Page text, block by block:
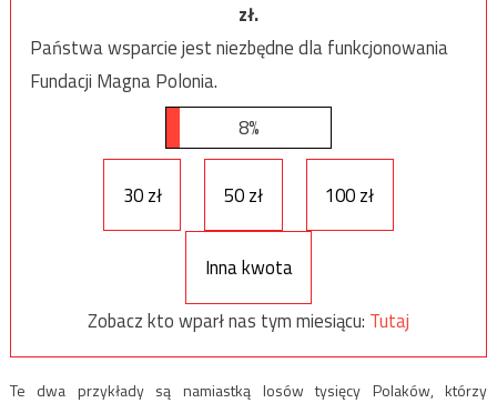
zł.
Państwa wsparcie jest niezbędne dla funkcjonowania
Fundacji Magna Polonia.
8%
30 zł 50 zł 100 zł
Inna kwota
Zobacz kto wparł nas tym miesiącu: Tutaj
Te dwa przykłady są namiastką losów tysięcy Polaków, którzy